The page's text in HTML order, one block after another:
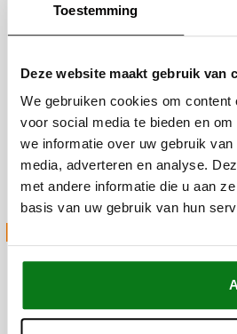
Toestemming
Deze website maakt gebruik van
We gebruiken cookies om
voor social media te bieden en
we informatie over uw gebruik
media, adverteren en analyse.
met andere informatie die u aan
basis van uw gebruik van hun
Locaties
Productie
Slachthuiskade 36
7602CV Almelo
Magazijn
Slachthuiskade 36
7602CV Almelo